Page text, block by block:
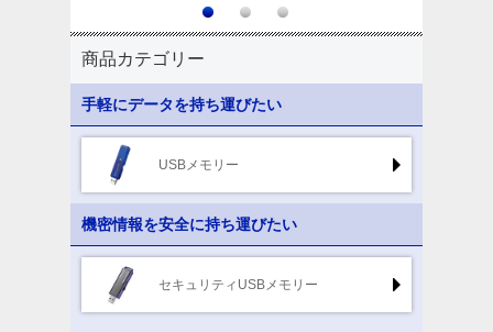
商品カテゴリー
手軽にデータを持ち運びたい
USBメモリー
機密情報を安全に持ち運びたい
セキュリティUSBメモリー